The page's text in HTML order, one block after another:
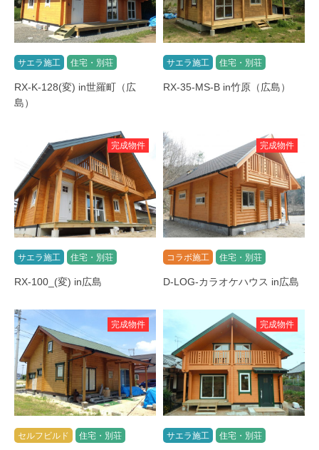
サエラ施工 住宅・別荘
RX-K-128(変) in世羅町（広
島）
サエラ施工 住宅・別荘
RX-35-MS-B in竹原（広島）
完成物件
サエラ施工 住宅・別荘
RX-100_(変) in広島
完成物件
コラボ施工 住宅・別荘
D-LOG-カラオケハウス in広島
完成物件
セルフビルド 住宅・別荘
完成物件
サエラ施工 住宅・別荘